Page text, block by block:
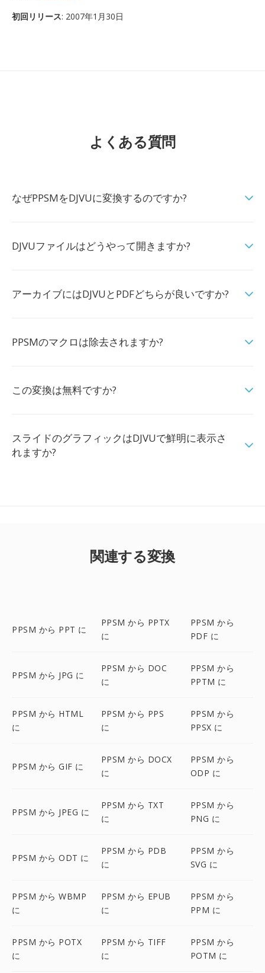
初回リリース: 2007年1月30日
よくある質問
なぜPPSMをDJVUに変換するのですか?
DJVUファイルはどうやって開きますか?
アーカイブにはDJVUとPDFどちらが良いですか?
PPSMのマクロは除去されますか?
この変換は無料ですか?
スライドのグラフィックはDJVUで鮮明に表示さ
れますか?
関連する変換
PPSM から PPT に
PPSM から PPTX
に
PPSM から
PDF に
PPSM から JPG に
PPSM から DOC
に
PPSM から
PPTM に
PPSM から HTML
に
PPSM から PPS
に
PPSM から
PPSX に
PPSM から GIF に
PPSM から DOCX
に
PPSM から
ODP に
PPSM から JPEG に
PPSM から TXT
に
PPSM から
PNG に
PPSM から ODT に
PPSM から PDB
に
PPSM から
SVG に
PPSM から WBMP
に
PPSM から EPUB
に
PPSM から
PPM に
PPSM から POTX
に
PPSM から TIFF
に
PPSM から
POTM に